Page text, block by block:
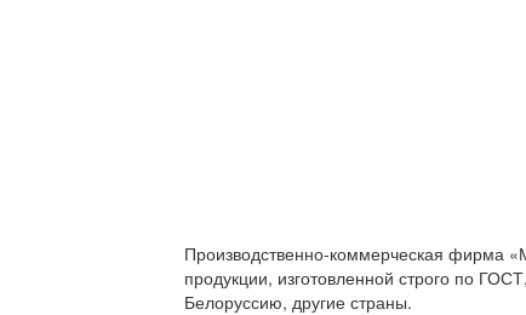
Производственно-коммерческая фирма
продукции, изготовленной строго по
Белоруссию, другие страны.